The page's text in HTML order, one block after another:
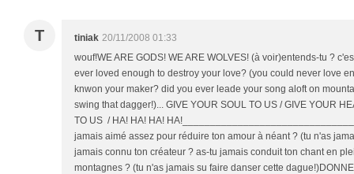
T tiniak 20/11/2008 01:33
wouf!WE ARE GODS! WE ARE WOLVES! (à voir)entends-tu ?
ever loved enough to destroy your love? (you could never love
knwon your maker? did you ever leade your song aloft on
swing that dagger!)... GIVE YOUR SOUL TO US / GIVE YOUR
TO US / HA! HA! HA!
jamais aimé assez pour réduire ton amour à néant ? (tu n'as
jamais connu ton créateur ? as-tu jamais conduit ton chant en
montagnes ? (tu n'as jamais su faire danser cette